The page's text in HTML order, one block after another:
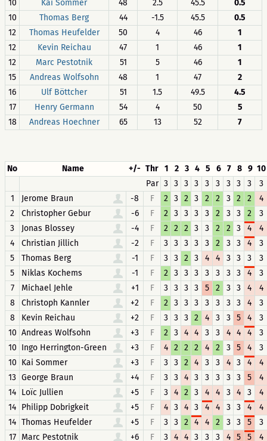
10
Kai Sommer 48 2.5 45.5
0.5
10
Thomas Berg 44 -1.5 45.5
0.5
12
Thomas Heufelder 50 4 46
1
12
Kevin Reichau 47 1 46
1
12
Marc Pestotnik 51 5 46
1
15
Andreas Wolfsohn 48 1 47
2
16
Ulf Böttcher 51 1.5 49.5
4.5
17
Henry Germann 54 4 50
5
18
Andreas Hoechner 65 13 52 7
No Name +/- Thr 1 2 3 4 5 6 7 8 9 10
Par 3 3 3 3 3 3 3 3 3
3
1
Jerome Braun -8 F 2 3 2 3 2 2 3 2 2
4
2
Christopher Gebur -6 F 2 3 3 3 3 2 3 3 2
3
3
Jonas Blossey -4 F 2 2 2 3 3 2 2 3 4
4
4
Christian Jillich -2 F 3 3 3 3 3 2 3 3 4
3
5
Thomas Berg -1 F 3 3 2 3 4 4 3 3 3
3
5
Niklas Kochems -1 F 2 3 3 3 3 3 3 3 4
3
7
Michael Jehle +1 F 3 3 3 3 5 2 3 3 4
4
8
Christoph Kannler +2 F 2 3 3 3 3 3 3 3 4
3
8
Kevin Reichau +2 F 3 3 3 2 4 3 3 5 4
3
10 Andreas Wolfsohn +3 F 2 3 4 4 3 3 4 4 4
3
10 Ingo Herrington-Green +3 F 4 2 2 2 4 2 3 5 4
3
10 Kai Sommer +3 F 3 3 2 4 3 3 4 3 4
4
13 George Braun +4 F 3 3 4 3 3 3 3 3 5
4
14 Loïc Jullien +5 F 3 4 2 3 4 4 3 4 3
4
14 Philipp Dobrigkeit +5 F 4 3 4 3 4 4 3 3 4
4
14 Thomas Heufelder +5 F 3 3 2 4 4 2 3 3 5
3
17
Marc Pestotnik +6 F 3 4 4 3 3 3 4 5 5 4